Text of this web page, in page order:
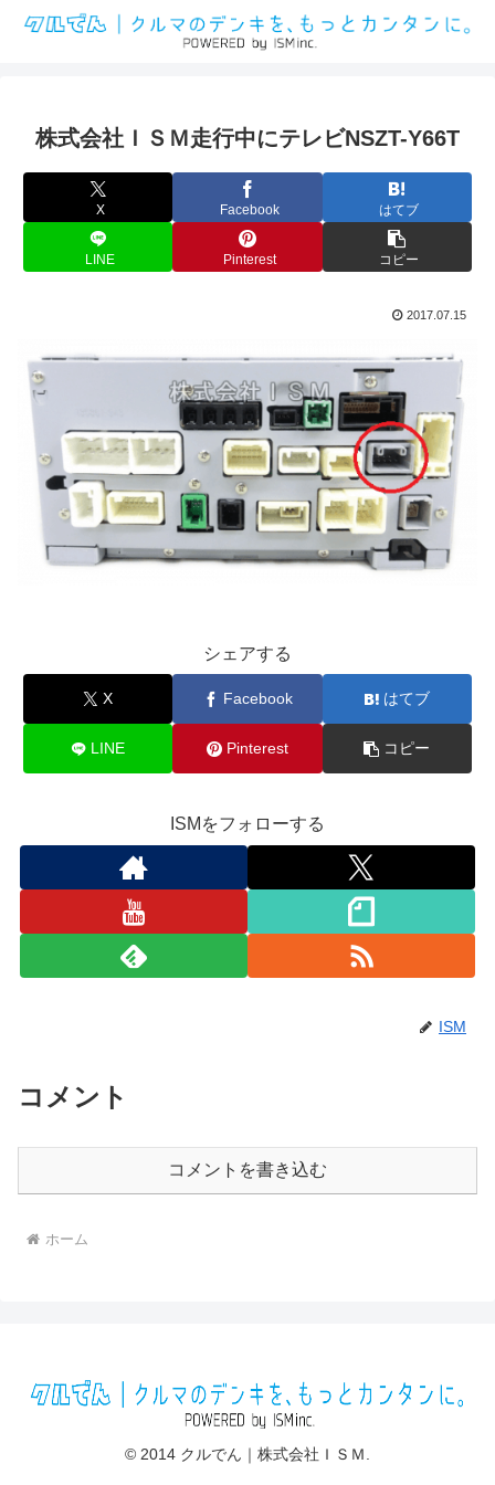
株式会社ＩＳＭ走行中にテレビNSZT-Y66T
X Facebook はてブ
LINE Pinterest コピー
2017.07.15
シェアする
X Facebook はてブ
LINE Pinterest コピー
ISMをフォローする
ISM
コメント
コメントを書き込む
ホーム
© 2014 クルでん｜株式会社ＩＳＭ.